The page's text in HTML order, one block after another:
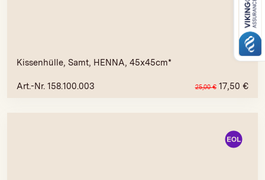
Kissenhülle, Samt, HENNA, 45x45cm*
Art.-Nr. 158.100.003 25,00€ 17,50 €